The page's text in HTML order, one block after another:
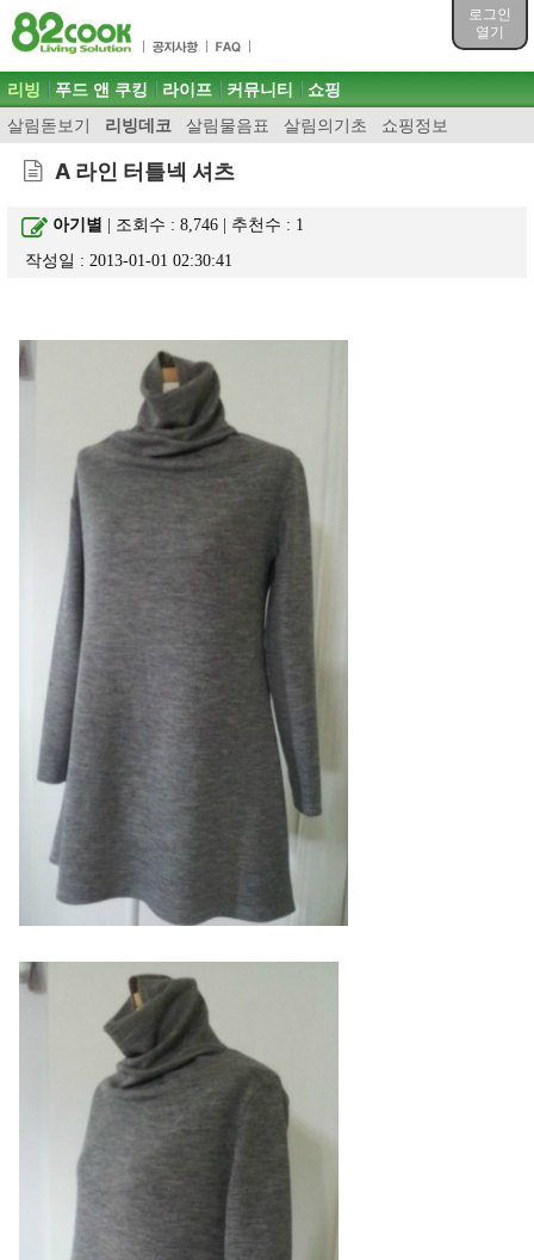
로그인
열기
목차
주메뉴 바로가기
컨텐츠 바로가기
검색 바로가기
로그인 바로가기
주메뉴
리빙
살림돋보기 리빙데코 살림물음표 살림의기초 쇼핑정보
푸드 앤 쿠킹 라이프 커뮤니티 쇼핑
A 라인 터틀넥 셔츠
아기별 | 조회수 : 8,746 | 추천수 : 1
작성일 : 2013-01-01 02:30:41